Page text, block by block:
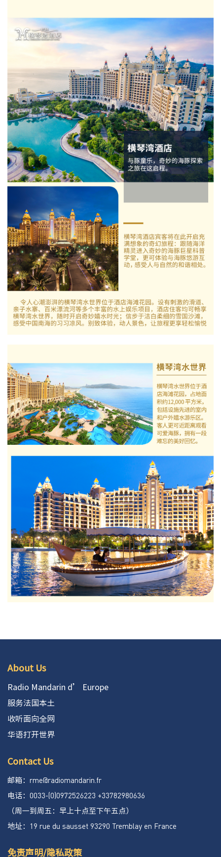
About Us
Radio Mandarin d’ Europe
服务法国本土
收听面向全网
华语打开世界
Contact Us
邮箱： rme@radiomandarin.fr
电话： 0033-(0)0972526223 +33782980636
（周一到周五：早上十点至下午五点）
地址： 19 rue du sausset 93290 Tremblay en France
免责声明/隐私政策